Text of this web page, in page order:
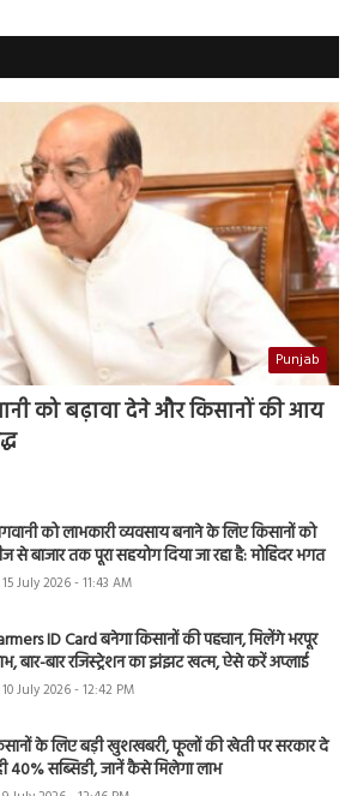
Punjab
को बढ़ावा देने और किसानों की आय
को लाभकारी व्यवसाय बनाने के लिए किसानों को
से बाजार तक पूरा सहयोग दिया जा रहा है: मोहिंदर भगत
15 July 2026 - 11:43 AM
ID Card बनेगा किसानों की पहचान, मिलेंगे भरपूर
बार-बार रजिस्ट्रेशन का झंझट खत्म, ऐसे करें अप्लाई
10 July 2026 - 12:42 PM
के लिए बड़ी खुशखबरी, फूलों की खेती पर सरकार दे
40% सब्सिडी, जानें कैसे मिलेगा लाभ